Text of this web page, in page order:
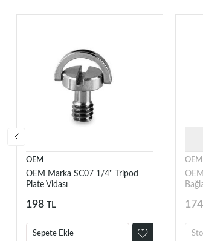
OEM
OEM Marka SC07 1/4'' Tripod
Plate Vidası
198 TL
Sepete Ekle
OEM
174